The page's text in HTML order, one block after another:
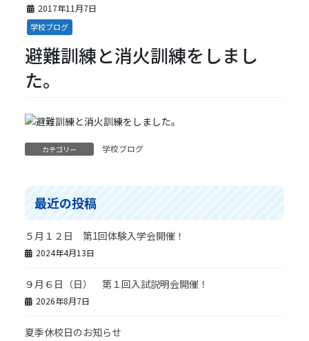
2017年11月7日
学校ブログ
避難訓練と消火訓練をしまし
た。
カテゴリー 学校ブログ
最近の投稿
５月１２日 第1回体験入学会開催！
2024年4月13日
９月６日（日） 第１回入試説明会開催！
2026年8月7日
夏季休校日のお知らせ